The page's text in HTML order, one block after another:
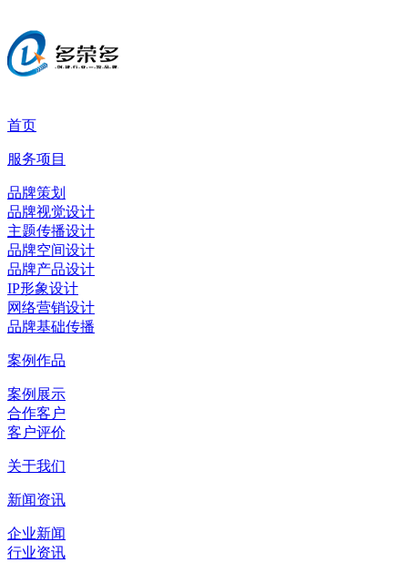
首页
服务项目
品牌策划
品牌视觉设计
主题传播设计
品牌空间设计
品牌产品设计
IP形象设计
网络营销设计
品牌基础传播
案例作品
案例展示
合作客户
客户评价
关于我们
新闻资讯
企业新闻
行业资讯